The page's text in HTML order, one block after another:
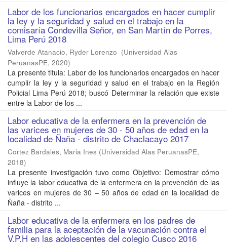
Labor de los funcionarios encargados en hacer cumplir
la ley y la seguridad y salud en el trabajo en la
comisaría Condevilla Señor, en San Martín de Porres,
Lima Perú 2018
Valverde Atanacio, Ryder Lorenzo (Universidad Alas
PeruanasPE, 2020)
La presente titula: Labor de los funcionarios encargados en hacer
cumplir la ley y la seguridad y salud en el trabajo en la Región
Policial Lima Perú 2018; buscó Determinar la relación que existe
entre la Labor de los ...
Labor educativa de la enfermera en la prevención de
las varices en mujeres de 30 - 50 años de edad en la
localidad de Ñaña - distrito de Chaclacayo 2017
Cortez Bardales, Maria Ines (Universidad Alas PeruanasPE,
2018)
La presente investigación tuvo como Objetivo: Demostrar cómo
influye la labor educativa de la enfermera en la prevención de las
varices en mujeres de 30 – 50 años de edad en la localidad de
Ñaña - distrito ...
Labor educativa de la enfermera en los padres de
familia para la aceptación de la vacunación contra el
V.P.H en las adolescentes del colegio Cusco 2016